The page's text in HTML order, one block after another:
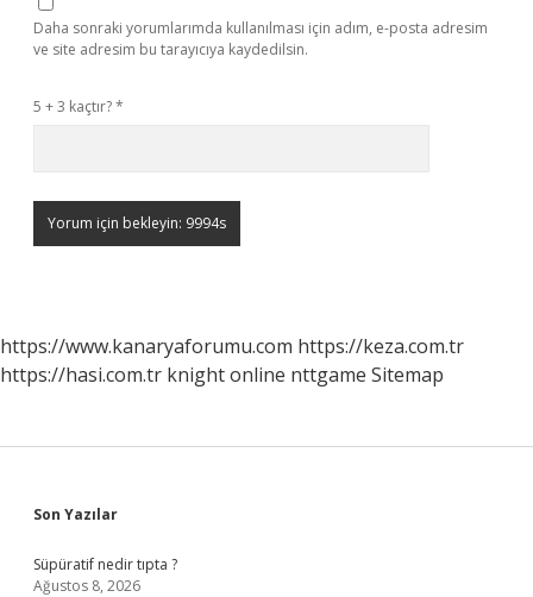
Daha sonraki yorumlarımda kullanılması için adım, e-posta adresim
ve site adresim bu tarayıcıya kaydedilsin.
5 + 3 kaçtır?*
https://www.kanaryaforumu.com https://keza.com.tr
https://hasi.com.tr knight online nttgame Sitemap
Sidebar
Son Yazılar
Süpüratif nedir tıpta ?
Ağustos 8, 2026